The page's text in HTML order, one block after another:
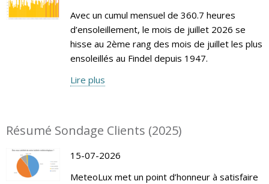
Avec un cumul mensuel de 360.7 heures
d’ensoleillement, le mois de juillet 2026 se
hisse au 2ème rang des mois de juillet les plus
ensoleillés au Findel depuis 1947.
Lire plus
Résumé Sondage Clients (2025)
15-07-2026
MeteoLux met un point d’honneur à satisfaire